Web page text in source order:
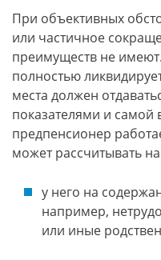
При объективных
или частичное
преимуществ не
полностью
места должен
показателями и самой
предпенсионер
может рассчитывать
у него на
например,
или иные